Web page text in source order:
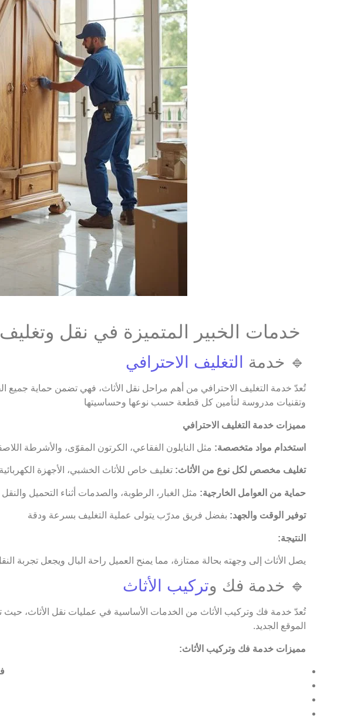
خدمات الخبير المتميزة في نقل
🔹 خدمة التغليف الاحترافي
تُعدّ خدمة التغليف الاحترافي من أهم مراحل نقل الأثاث، فهي تضمن حماية جميع
وتقنيات مدروسة لتأمين كل قطعة حسب نوعها وحساسيتها
مميزات خدمة التغليف الاحترافي
استخدام مواد متخصصة: مثل النايلون الفقاعي، الكرتون المقوّى، والأشرطة
تغليف مخصص لكل نوع من الأثاث: تغليف خاص للأثاث الخشبي، الأجهزة
حماية من العوامل الخارجية: مثل الغبار، الرطوبة، والصدمات أثناء التحميل والنقل
توفير الوقت والجهد: بفضل فريق مدرّب يتولى عملية التغليف بسرعة ودقة
النتيجة:
يصل الأثاث إلى وجهته بحالة ممتازة، مما يمنح العميل راحة البال ويجعل تجربة
🔹 خدمة فك وتركيب الأثاث
تُعدّ خدمة فك وتركيب الأثاث من الخدمات الأساسية في عمليات نقل الأثاث، حيث
الموقع الجديد.
مميزات خدمة فك وتركيب الأثاث: